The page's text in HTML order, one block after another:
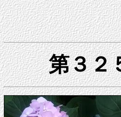
第３２